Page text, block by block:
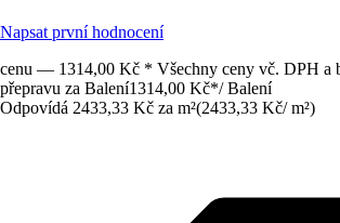
Napsat první hodnocení
cenu — 1314,00 Kč * Všechny ceny vč. DPH a
přepravu za Balení1314,00 Kč*/ Balení
Odpovídá 2433,33 Kč za m²(2433,33 Kč/ m²)